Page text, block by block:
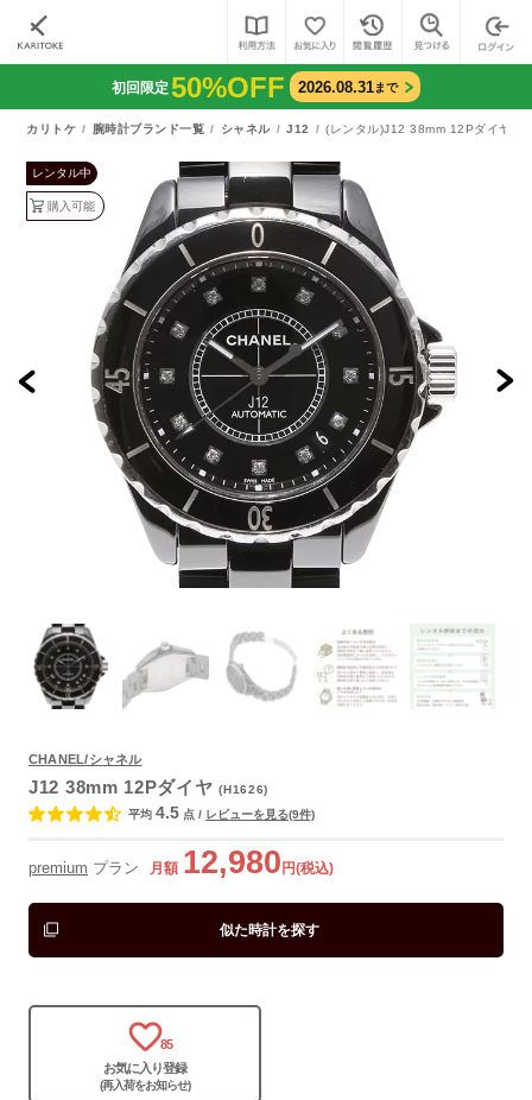
初回限定50%OFF 2026.08.31まで
カリトケ 腕時計ブランド一覧 シャネル J12 (レンタル)J12 38mm 12Pダイヤ（
レンタル中
購入可能
CHANEL/シャネル
J12 38mm 12Pダイヤ(H1626)
平均 4.5 点 / レビューを見る(9件)
premium プラン 月額 12,980 円(税込)
似た時計を探す
85
お気に入り登録
(再入荷をお知らせ)
よくあるご質問